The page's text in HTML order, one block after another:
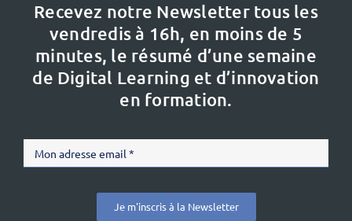
Recevez notre Newsletter tous les
vendredis à 16h, en moins de 5
minutes, le résumé d’une semaine
de Digital Learning et d’innovation
en formation.
Je m'inscris à la Newsletter